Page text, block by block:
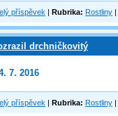
příspěvek | Rubrika: Rostliny |
drchničkovitý
7. 2016
příspěvek | Rubrika: Rostliny |